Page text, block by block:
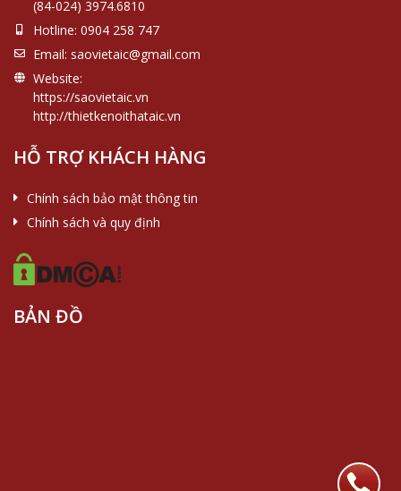
(84-024) 3974.6810
Hotline: 0904 258 747
Email: saovietaic@gmail.com
Website:
https://saovietaic.vn
http://thietkenoithataic.vn
HỖ TRỢ KHÁCH HÀNG
Chính sách bảo mật thông tin
Chính sách và quy định
BẢN ĐỒ